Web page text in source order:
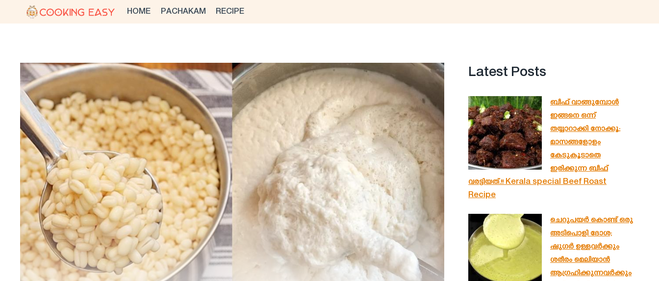
HOME PACHAKAM RECIPE
Latest Posts
ബീഫ് വാങ്ങുമ്പോൾ
ഇങ്ങനെ ഒന്ന്
തയ്യാറാക്കി നോക്കൂ;
മാസങ്ങളോളം
കേടുകൂടാതെ
ഇരിക്കുന്ന ബീഫ്
വരട്ടിയത്.!! Kerala special Beef Roast
Recipe
ചെറുപയർ കൊണ്ട് ഒരു
അടിപൊളി ദോശ;
ഷുഗർ ഉള്ളവർക്കും
ശരീരം മെലിയാൻ
ആഗ്രഹിക്കുന്നവർക്കും